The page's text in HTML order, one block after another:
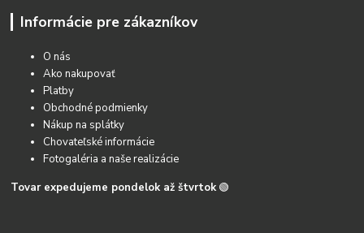
Informácie pre zákazníkov
O nás
Ako nakupovať
Platby
Obchodné podmienky
Nákup na splátky
Chovateľské informácie
Fotogaléria a naše realizácie
Tovar expedujeme pondelok až štvrtok 🟢